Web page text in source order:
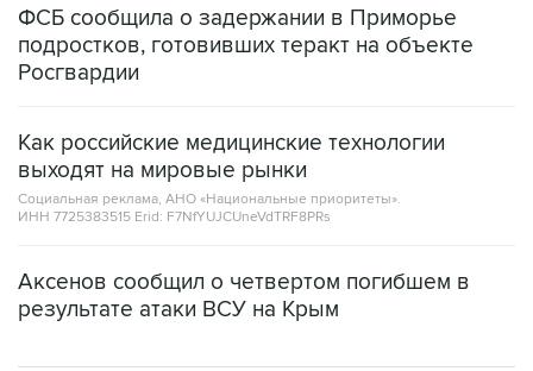
ФСБ сообщила о задержании в Приморье
подростков, готовивших теракт на объекте
Росгвардии
Как российские медицинские технологии
выходят на мировые рынки
Социальная реклама, АНО «Национальные приоритеты».
ИНН 7725383515 Erid: F7NfYUJCUneVdTRF8PRs
Аксенов сообщил о четвертом погибшем в
результате атаки ВСУ на Крым